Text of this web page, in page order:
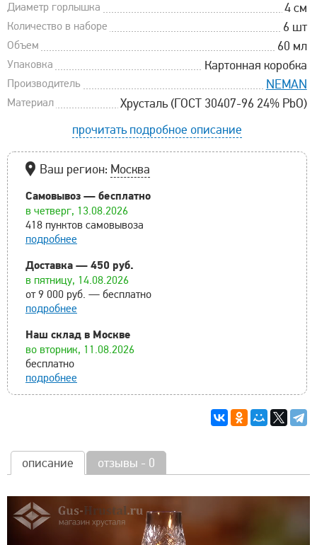
Диаметр горлышка 4 см
Количество в наборе 6 шт
Объем 60 мл
Упаковка Картонная коробка
Производитель NEMAN
Материал
Хрусталь (ГОСТ 30407-96 24% PbO)
прочитать подробное описание
Ваш регион: Москва
Самовывоз — бесплатно
в четверг, 13.08.2026
418 пунктов самовывоза
подробнее
Доставка — 450 руб.
в пятницу, 14.08.2026
от 9 000 руб. — бесплатно
подробнее
Наш склад в Москве
во вторник, 11.08.2026
бесплатно
подробнее
описание отзывы - 0